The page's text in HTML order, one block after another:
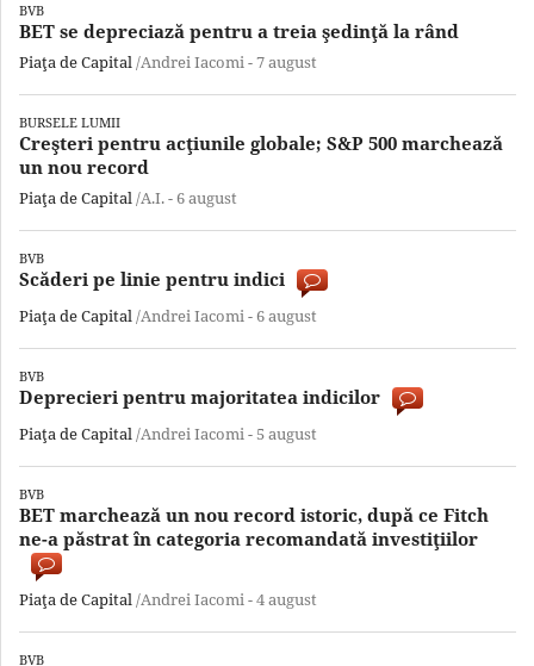
BVB
BET se depreciază pentru a treia şedinţă la rând
Piaţa de Capital /Andrei Iacomi -7 august
BURSELE LUMII
Creşteri pentru acţiunile globale; S&P 500 marchează
un nou record
Piaţa de Capital /A.I. -6 august
BVB
Scăderi pe linie pentru indici
Piaţa de Capital /Andrei Iacomi -6 august
BVB
Deprecieri pentru majoritatea indicilor
Piaţa de Capital /Andrei Iacomi - 5 august
BVB
BET marchează un nou record istoric, după ce Fitch
ne-a păstrat în categoria recomandată investiţiilor
Piaţa de Capital /Andrei Iacomi -4 august
BVB